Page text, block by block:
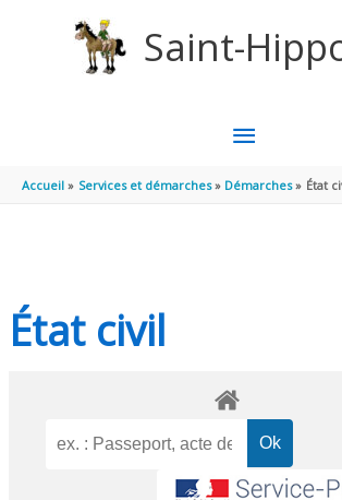
Saint-
MENU
Accueil Services et démarches Démarches État
État civil